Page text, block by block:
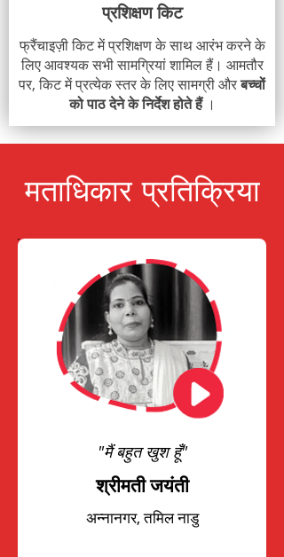
प्रशिक्षण किट
फ्रैंचाइज़ी किट में प्रशिक्षण के साथ आरंभ करने के
लिए आवश्यक सभी सामग्रियां शामिल हैं। आमतौर
पर, किट में प्रत्येक स्तर के लिए सामग्री औरबच्चों
को पाठ देने के निर्देश होते हैं।
मताधिकार प्रतिक्रिया
"मैं बहुत खुश हूँ"
श्रीमती जयंती
अन्नानगर, तमिल नाडु